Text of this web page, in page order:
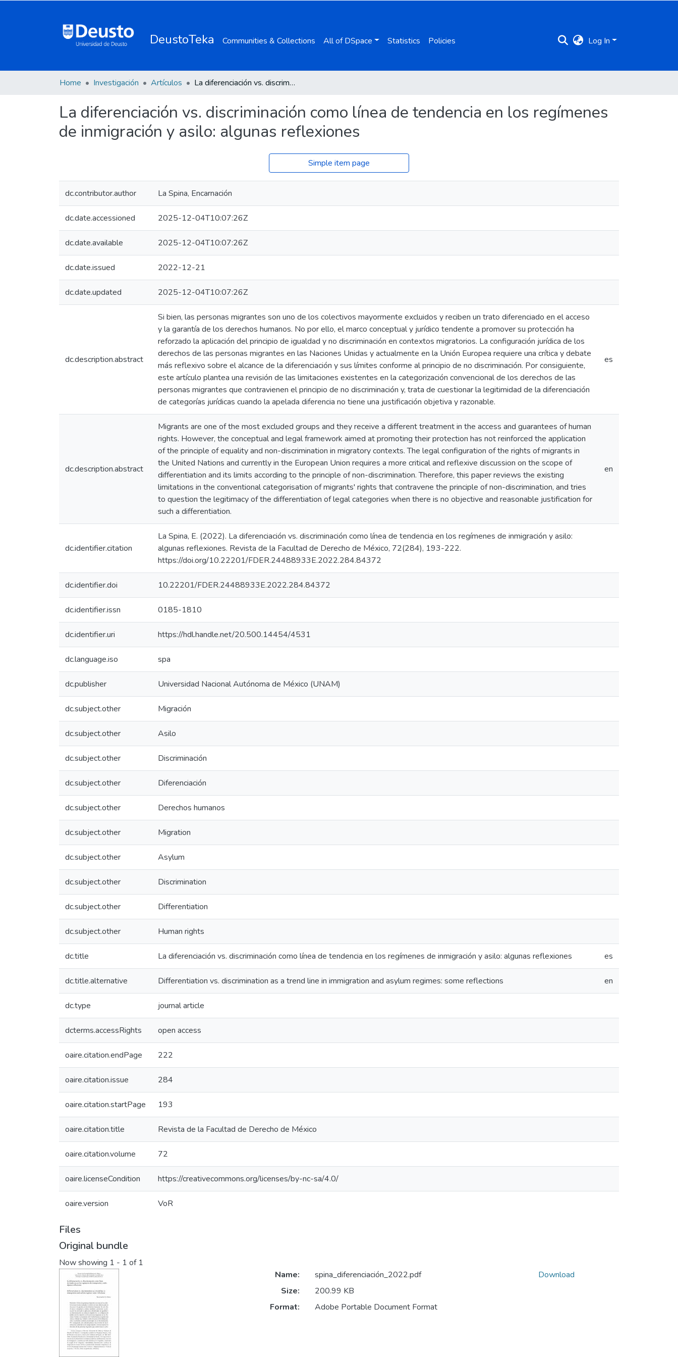
DeustoTeka Communities & Collections All of DSpace Statistics Policies Log In
Home Investigación Artículos La diferenciación vs. discriminación como línea de tendencia en los regímenes de inmigración y asilo: algunas reflexiones
La diferenciación vs. discriminación como línea de tendencia en los regímenes
de inmigración y asilo: algunas reflexiones
Simple item page
dc.contributor.author La Spina, Encarnación
dc.date.accessioned 2025-12-04T10:07:26Z
dc.date.available 2025-12-04T10:07:26Z
dc.date.issued 2022-12-21
dc.date.updated 2025-12-04T10:07:26Z
dc.description.abstract
Si bien, las personas migrantes son uno de los colectivos mayormente excluidos y reciben un trato diferenciado en el acceso
y la garantía de los derechos humanos. No por ello, el marco conceptual y jurídico tendente a promover su protección ha
reforzado la aplicación del principio de igualdad y no discriminación en contextos migratorios. La configuración jurídica de los
derechos de las personas migrantes en las Naciones Unidas y actualmente en la Unión Europea requiere una crítica y debate
más reflexivo sobre el alcance de la diferenciación y sus límites conforme al principio de no discriminación. Por consiguiente,
este artículo plantea una revisión de las limitaciones existentes en la categorización convencional de los derechos de las
personas migrantes que contravienen el principio de no discriminación y, trata de cuestionar la legitimidad de la diferenciación
de categorías jurídicas cuando la apelada diferencia no tiene una justificación objetiva y razonable.
es
dc.description.abstract
Migrants are one of the most excluded groups and they receive a different treatment in the access and guarantees of human
rights. However, the conceptual and legal framework aimed at promoting their protection has not reinforced the application
of the principle of equality and non-discrimination in migratory contexts. The legal configuration of the rights of migrants in
the United Nations and currently in the European Union requires a more critical and reflexive discussion on the scope of
differentiation and its limits according to the principle of non-discrimination. Therefore, this paper reviews the existing
limitations in the conventional categorisation of migrants' rights that contravene the principle of non-discrimination, and tries
to question the legitimacy of the differentiation of legal categories when there is no objective and reasonable justification for
such a differentiation.
en
dc.identifier.citation
La Spina, E. (2022). La diferenciación vs. discriminación como línea de tendencia en los regímenes de inmigración y asilo:
algunas reflexiones. Revista de la Facultad de Derecho de México, 72(284), 193-222.
https://doi.org/10.22201/FDER.24488933E.2022.284.84372
dc.identifier.doi 10.22201/FDER.24488933E.2022.284.84372
dc.identifier.issn 0185-1810
dc.identifier.uri https://hdl.handle.net/20.500.14454/4531
dc.language.iso spa
dc.publisher Universidad Nacional Autónoma de México (UNAM)
dc.subject.other Migración
dc.subject.other Asilo
dc.subject.other Discriminación
dc.subject.other Diferenciación
dc.subject.other Derechos humanos
dc.subject.other Migration
dc.subject.other Asylum
dc.subject.other Discrimination
dc.subject.other Differentiation
dc.subject.other Human rights
dc.title La diferenciación vs. discriminación como línea de tendencia en los regímenes de inmigración y asilo: algunas reflexiones es
dc.title.alternative Differentiation vs. discrimination as a trend line in immigration and asylum regimes: some reflections en
dc.type journal article
dcterms.accessRights open access
oaire.citation.endPage 222
oaire.citation.issue 284
oaire.citation.startPage 193
oaire.citation.title Revista de la Facultad de Derecho de México
oaire.citation.volume 72
oaire.licenseCondition https://creativecommons.org/licenses/by-nc-sa/4.0/
oaire.version VoR
Files
Original bundle
Now showing 1 - 1 of 1
Name:
spina_diferenciación_2022.pdf
Size:
200.99 KB
Format:
Adobe Portable Document Format
Download